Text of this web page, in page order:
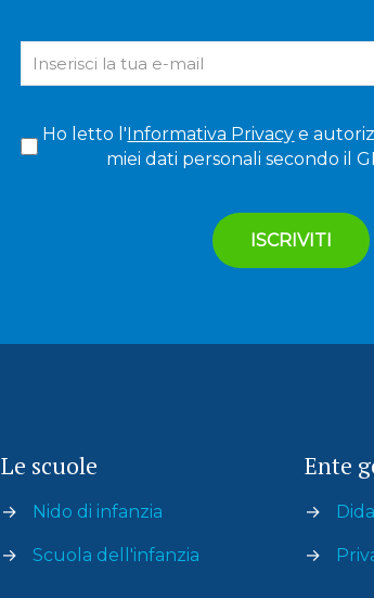
Ho letto l'Informativa Privacy e
miei dati personali secondo il
Le scuole
→ Nido di infanzia
→ Scuola dell'infanzia
Ente
→
→